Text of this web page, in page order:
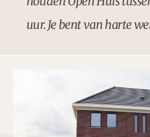
uur. Je bent van harte